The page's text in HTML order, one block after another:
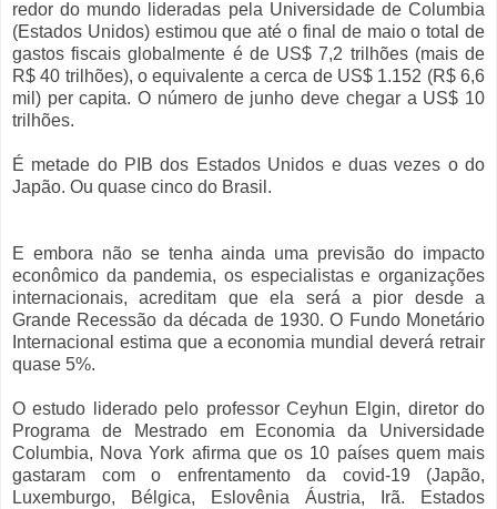
redor do mundo lideradas pela Universidade de Columbia
(Estados Unidos) estimou que até o final de maio o total de
gastos fiscais globalmente é de US$ 7,2 trilhões (mais de
R$ 40 trilhões), o equivalente a cerca de US$ 1.152 (R$ 6,6
mil) per capita. O número de junho deve chegar a US$ 10
trilhões.
É metade do PIB dos Estados Unidos e duas vezes o do
Japão. Ou quase cinco do Brasil.
E embora não se tenha ainda uma previsão do impacto
econômico da pandemia, os especialistas e organizações
internacionais, acreditam que ela será a pior desde a
Grande Recessão da década de 1930. O Fundo Monetário
Internacional estima que a economia mundial deverá retrair
quase 5%.
O estudo liderado pelo professor Ceyhun Elgin, diretor do
Programa de Mestrado em Economia da Universidade
Columbia, Nova York afirma que os 10 países quem mais
gastaram com o enfrentamento da covid-19 (Japão,
Luxemburgo, Bélgica, Eslovênia Áustria, Irã. Estados